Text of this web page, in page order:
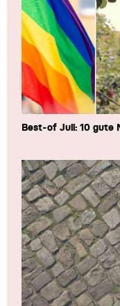
Best-of Juli: 10 gute